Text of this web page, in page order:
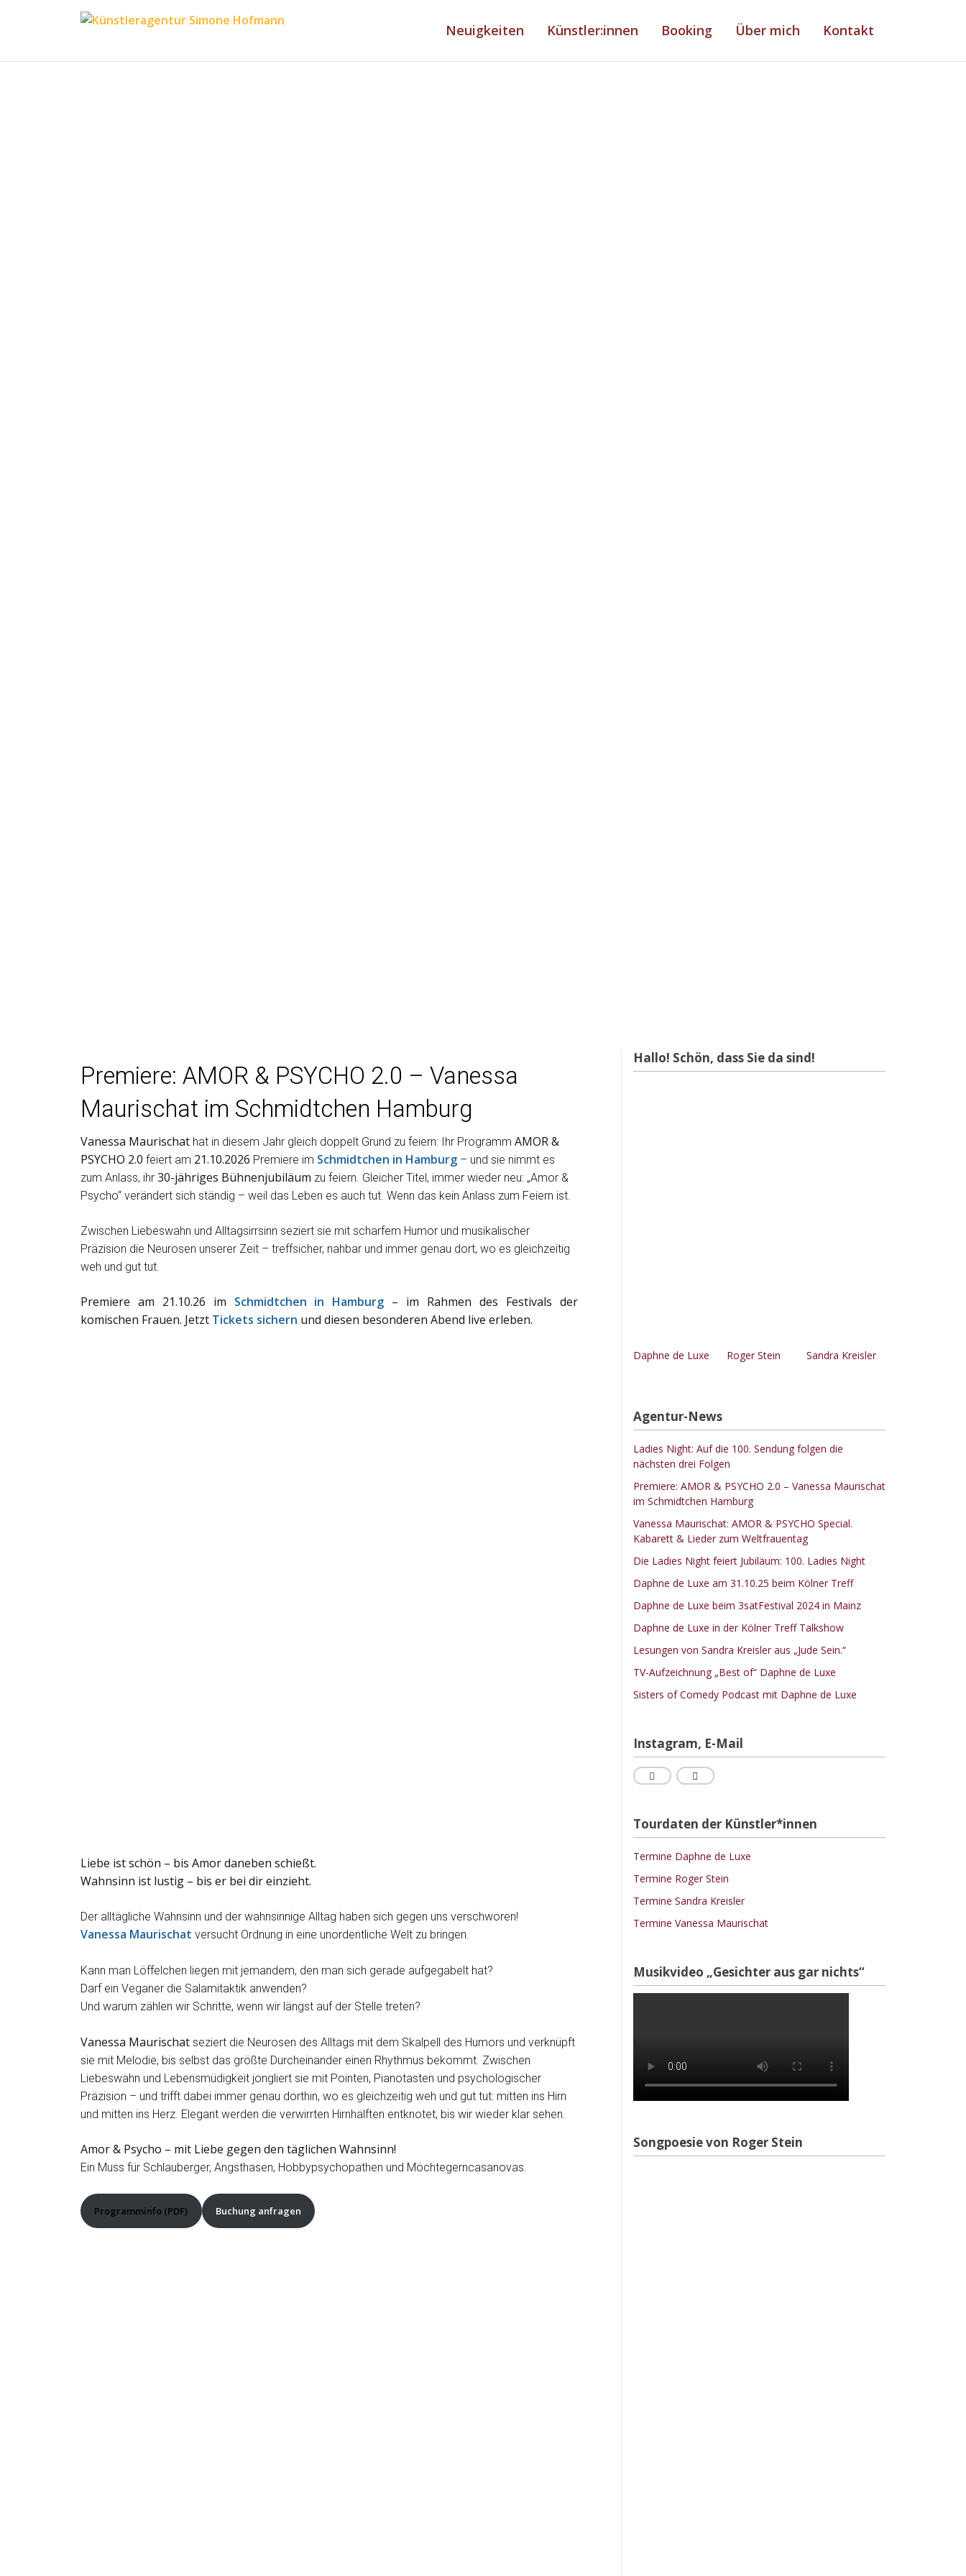
Neuigkeiten Künstler:innen Booking Über mich Kontakt
Premiere: AMOR & PSYCHO 2.0 – Vanessa
Maurischat im Schmidtchen Hamburg
Vanessa Maurischat hat in diesem Jahr gleich doppelt Grund zu feiern: Ihr Programm AMOR &
PSYCHO 2.0 feiert am 21.10.2026 Premiere im Schmidtchen in Hamburg – und sie nimmt es
zum Anlass, ihr 30-jähriges Bühnenjubiläum zu feiern. Gleicher Titel, immer wieder neu: „Amor &
Psycho“ verändert sich ständig – weil das Leben es auch tut. Wenn das kein Anlass zum Feiern ist.
Zwischen Liebeswahn und Alltagsirrsinn seziert sie mit scharfem Humor und musikalischer
Präzision die Neurosen unserer Zeit – treffsicher, nahbar und immer genau dort, wo es gleichzeitig
weh und gut tut.
Premiere am 21.10.26 im Schmidtchen in Hamburg – im Rahmen des Festivals der
komischen Frauen. Jetzt Tickets sichern und diesen besonderen Abend live erleben.
Liebe ist schön – bis Amor daneben schießt.
Wahnsinn ist lustig – bis er bei dir einzieht.
Der alltägliche Wahnsinn und der wahnsinnige Alltag haben sich gegen uns verschworen!
Vanessa Maurischat versucht Ordnung in eine unordentliche Welt zu bringen.
Kann man Löffelchen liegen mit jemandem, den man sich gerade aufgegabelt hat?
Darf ein Veganer die Salamitaktik anwenden?
Und warum zählen wir Schritte, wenn wir längst auf der Stelle treten?
Vanessa Maurischat seziert die Neurosen des Alltags mit dem Skalpell des Humors und verknüpft
sie mit Melodie, bis selbst das größte Durcheinander einen Rhythmus bekommt. Zwischen
Liebeswahn und Lebensmüdigkeit jongliert sie mit Pointen, Pianotasten und psychologischer
Präzision – und trifft dabei immer genau dorthin, wo es gleichzeitig weh und gut tut: mitten ins Hirn
und mitten ins Herz. Elegant werden die verwirrten Hirnhälften entknotet, bis wir wieder klar sehen.
Amor & Psycho – mit Liebe gegen den täglichen Wahnsinn!
Ein Muss für Schlauberger, Angsthasen, Hobbypsychopathen und Möchtegerncasanovas.
Programminfo (PDF) Buchung anfragen
Hallo! Schön, dass Sie da sind!
Daphne de Luxe Roger Stein Sandra Kreisler
Agentur-News
Ladies Night: Auf die 100. Sendung folgen die
nächsten drei Folgen
Premiere: AMOR & PSYCHO 2.0 – Vanessa Maurischat
im Schmidtchen Hamburg
Vanessa Maurischat: AMOR & PSYCHO Special.
Kabarett & Lieder zum Weltfrauentag
Die Ladies Night feiert Jubiläum: 100. Ladies Night
Daphne de Luxe am 31.10.25 beim Kölner Treff
Daphne de Luxe beim 3satFestival 2024 in Mainz
Daphne de Luxe in der Kölner Treff Talkshow
Lesungen von Sandra Kreisler aus „Jude Sein.“
TV-Aufzeichnung „Best of“ Daphne de Luxe
Sisters of Comedy Podcast mit Daphne de Luxe
Instagram, E-Mail
Tourdaten der Künstler*innen
Termine Daphne de Luxe
Termine Roger Stein
Termine Sandra Kreisler
Termine Vanessa Maurischat
Musikvideo „Gesichter aus gar nichts“
Songpoesie von Roger Stein